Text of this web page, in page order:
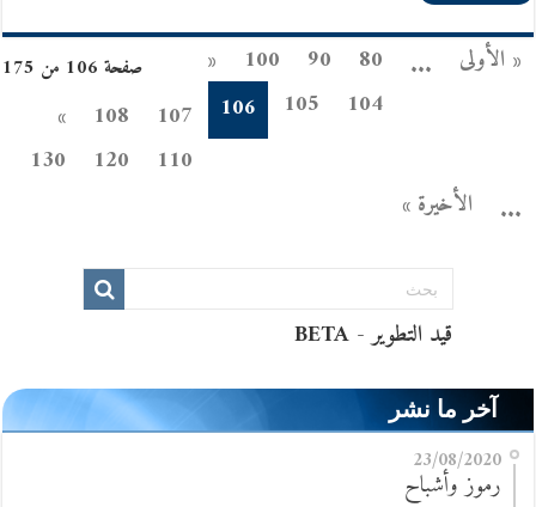
صفحة 106 من 175 « الأولى ...
80
90
100
«
104
105
106
107
108
»
110
120
130
...
الأخيرة »
آخر ما نشر
23/08/2020
رموز وأشباح